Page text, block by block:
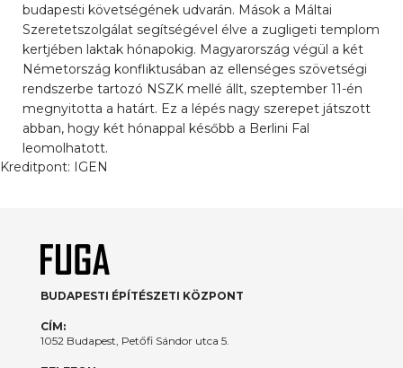
budapesti követségének udvarán. Mások a Máltai
Szeretetszolgálat segítségével élve a zugligeti templom
kertjében laktak hónapokig. Magyarország végül a két
Németország konfliktusában az ellenséges szövetségi
rendszerbe tartozó NSZK mellé állt, szeptember 11-én
megnyitotta a határt. Ez a lépés nagy szerepet játszott
abban, hogy két hónappal később a Berlini Fal
leomolhatott.
Kreditpont: IGEN
BUDAPESTI ÉPÍTÉSZETI KÖZPONT
CÍM:
1052 Budapest, Petőfi Sándor utca 5.